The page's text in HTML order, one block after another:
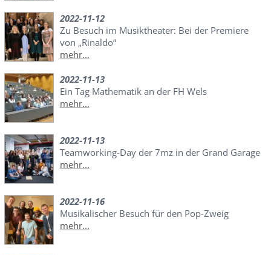
2022-11-12
Zu Besuch im Musiktheater: Bei der Premiere
von „Rinaldo“
mehr...
2022-11-13
Ein Tag Mathematik an der FH Wels
mehr...
2022-11-13
Teamworking-Day der 7mz in der Grand Garage
mehr...
2022-11-16
Musikalischer Besuch für den Pop-Zweig
mehr...